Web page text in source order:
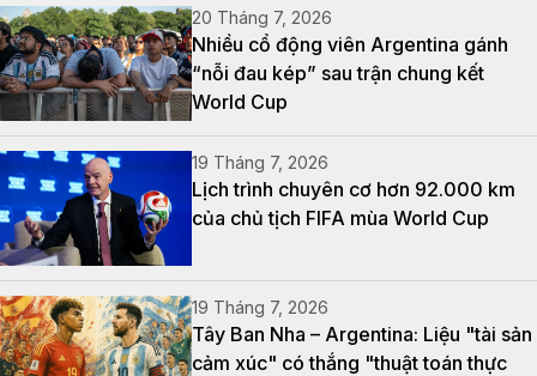
20 Tháng 7, 2026
Nhiều cổ động viên Argentina gánh
“nỗi đau kép” sau trận chung kết
World Cup
19 Tháng 7, 2026
Lịch trình chuyên cơ hơn 92.000 km
của chủ tịch FIFA mùa World Cup
19 Tháng 7, 2026
Tây Ban Nha – Argentina: Liệu "tài sản
cảm xúc" có thắng "thuật toán thực